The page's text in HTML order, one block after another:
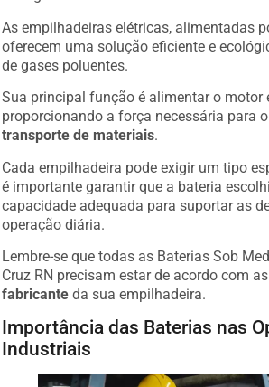
As empilhadeiras elétricas, alimentadas
oferecem uma solução eficiente e
de gases poluentes.
Sua principal função é alimentar o motor
proporcionando a força necessária para o
transporte de materiais
Cada empilhadeira pode exigir um tipo
é importante garantir que a bateria
capacidade adequada para suportar as
operação diária.
Lembre-se que todas as Baterias Sob
Cruz RN precisam estar de acordo com as
fabricante da sua empilhadeira.
Importância das Baterias nas
Industriais